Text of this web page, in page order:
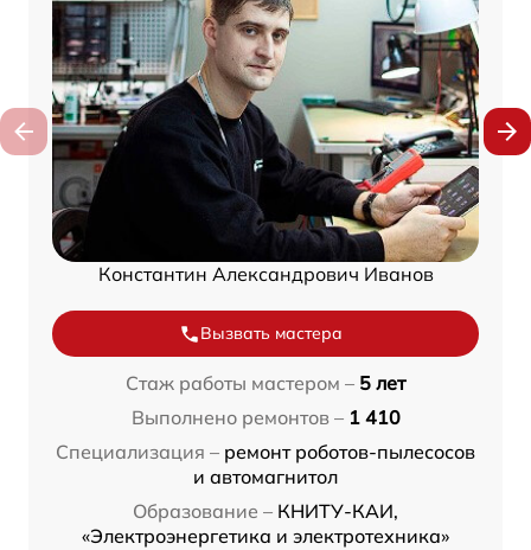
Константин Александрович Иванов
Вызвать мастера
Стаж работы мастером – 5 лет
Выполнено ремонтов – 1 410
Специализация – ремонт роботов-пылесосов
и автомагнитол
Образование – КНИТУ-КАИ,
«Электроэнергетика и электротехника»